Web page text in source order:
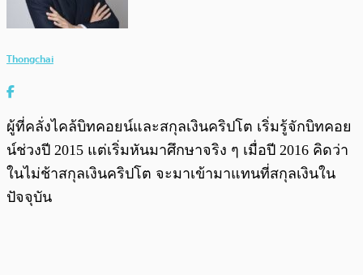
Thongchai
ผู้ที่คลั่งไคล้บิทคอยน์และสกุลเงินคริปโต เริ่มรู้จักบิทคอย
น์ช่วงปี 2015 แต่เริ่มหันมาศึกษาจริง ๆ เมื่อปี 2016 คิดว่า
ในไม่ช้าสกุลเงินคริปโต จะมาเข้ามาแทนที่สกุลเงินใน
ปัจจุบัน